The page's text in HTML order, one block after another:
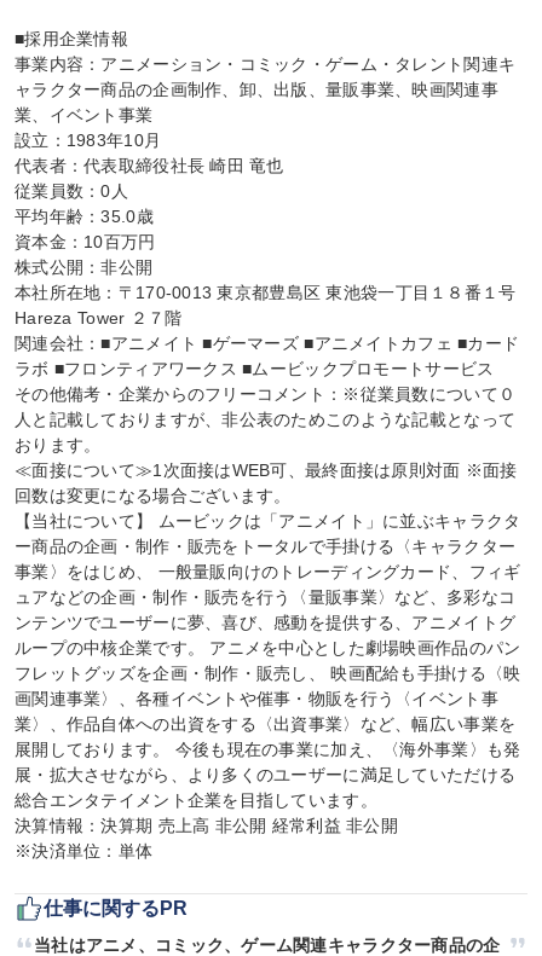
■採用企業情報
事業内容：アニメーション・コミック・ゲーム・タレント関連キ
ャラクター商品の企画制作、卸、出版、量販事業、映画関連事
業、イベント事業
設立：1983年10月
代表者：代表取締役社長 崎田 竜也
従業員数：0人
平均年齢：35.0歳
資本金：10百万円
株式公開：非公開
本社所在地：〒170-0013 東京都豊島区 東池袋一丁目１８番１号
Hareza Tower ２７階
関連会社：■アニメイト ■ゲーマーズ ■アニメイトカフェ ■カード
ラボ ■フロンティアワークス ■ムービックプロモートサービス
その他備考・企業からのフリーコメント：※従業員数について０
人と記載しておりますが、非公表のためこのような記載となって
おります。
≪面接について≫1次面接はWEB可、最終面接は原則対面 ※面接
回数は変更になる場合ございます。
【当社について】 ムービックは「アニメイト」に並ぶキャラクタ
ー商品の企画・制作・販売をトータルで手掛ける〈キャラクター
事業〉をはじめ、 一般量販向けのトレーディングカード、フィギ
ュアなどの企画・制作・販売を行う〈量販事業〉など、多彩なコ
ンテンツでユーザーに夢、喜び、感動を提供する、アニメイトグ
ループの中核企業です。 アニメを中心とした劇場映画作品のパン
フレットグッズを企画・制作・販売し、 映画配給も手掛ける〈映
画関連事業〉、各種イベントや催事・物販を行う〈イベント事
業〉、作品自体への出資をする〈出資事業〉など、幅広い事業を
展開しております。 今後も現在の事業に加え、〈海外事業〉も発
展・拡大させながら、より多くのユーザーに満足していただける
総合エンタテイメント企業を目指しています。
決算情報：決算期 売上高 非公開 経常利益 非公開
※決済単位：単体
仕事に関するPR
当社はアニメ、コミック、ゲーム関連キャラクター商品の企